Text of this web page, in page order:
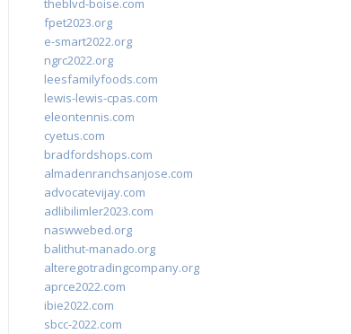
theblvd-boise.com
fpet2023.org
e-smart2022.org
ngrc2022.org
leesfamilyfoods.com
lewis-lewis-cpas.com
eleontennis.com
cyetus.com
bradfordshops.com
almadenranchsanjose.com
advocatevijay.com
adlibilimler2023.com
naswwebed.org
balithut-manado.org
alteregotradingcompany.org
aprce2022.com
ibie2022.com
sbcc-2022.com